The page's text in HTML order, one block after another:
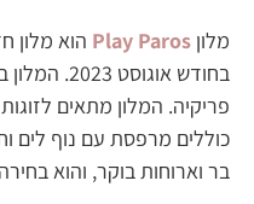
מלון Play Paros הוא מלון
בחודש
פריקיה. המלון מתאים
כוללים מרפסת עם נוף לים
בר וארוחות בוקר, והוא